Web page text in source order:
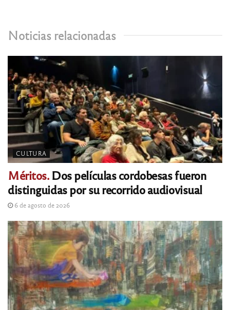
Noticias relacionadas
CULTURA
Méritos.Dos películas cordobesas fueron
distinguidas por su recorrido audiovisual
6 de agosto de 2026